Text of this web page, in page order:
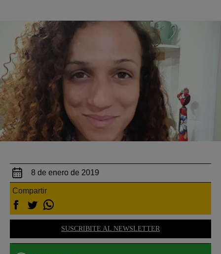
8 de enero de 2019
Compartir
SUSCRIBITE AL NEWSLETTER